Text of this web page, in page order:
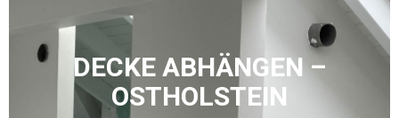
DECKE ABHÄNGEN –
OSTHOLSTEIN